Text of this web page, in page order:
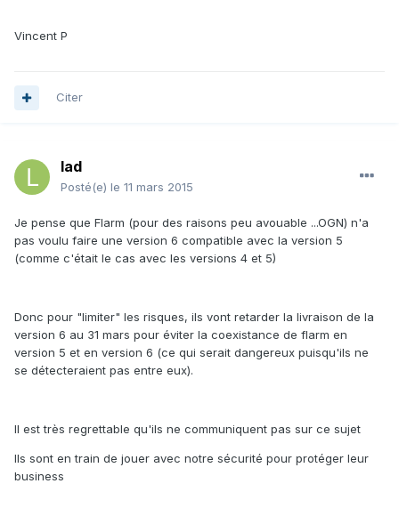
Vincent P
Citer
lad
Posté(e) le 11 mars 2015
Je pense que Flarm (pour des raisons peu avouable ...OGN) n'a
pas voulu faire une version 6 compatible avec la version 5
(comme c'était le cas avec les versions 4 et 5)
Donc pour "limiter" les risques, ils vont retarder la livraison de la
version 6 au 31 mars pour éviter la coexistance de flarm en
version 5 et en version 6 (ce qui serait dangereux puisqu'ils ne
se détecteraient pas entre eux).
Il est très regrettable qu'ils ne communiquent pas sur ce sujet
Ils sont en train de jouer avec notre sécurité pour protéger leur
business